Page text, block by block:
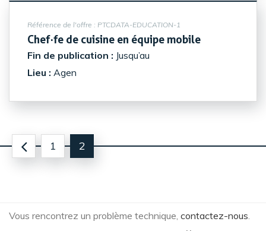
Référence de l'offre : PTCDATA-EDUCATION-1
Chef·fe de cuisine en équipe mobile(Nouvelle
Fin de publication : Jusqu’au
Lieu : Agen
1 2
Vous rencontrez un problème technique, contactez-nous.